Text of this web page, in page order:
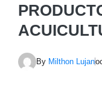
By Milthon Lujan